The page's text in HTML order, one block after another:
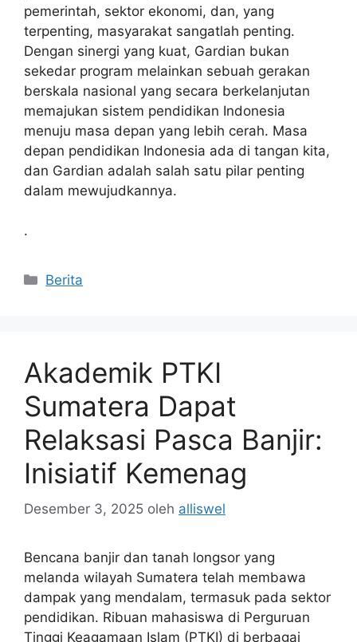
pemerintah, sektor ekonomi, dan, yang
terpenting, masyarakat sangatlah penting.
Dengan sinergi yang kuat, Gardian bukan
sekedar program melainkan sebuah gerakan
berskala nasional yang secara berkelanjutan
memajukan sistem pendidikan Indonesia
menuju masa depan yang lebih cerah. Masa
depan pendidikan Indonesia ada di tangan kita,
dan Gardian adalah salah satu pilar penting
dalam mewujudkannya.
.
Kategori
Berita
Akademik PTKI
Sumatera Dapat
Relaksasi Pasca Banjir:
Inisiatif Kemenag
Desember 3, 2025 oleh alliswel
Bencana banjir dan tanah longsor yang
melanda wilayah Sumatera telah membawa
dampak yang mendalam, termasuk pada sektor
pendidikan. Ribuan mahasiswa di Perguruan
Tinggi Keagamaan Islam (PTKI) di berbagai